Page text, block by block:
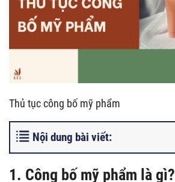
Thủ tục công bố mỹ phẩm
Nội dung bài viết:
1. Công bố mỹ phẩm là gì?